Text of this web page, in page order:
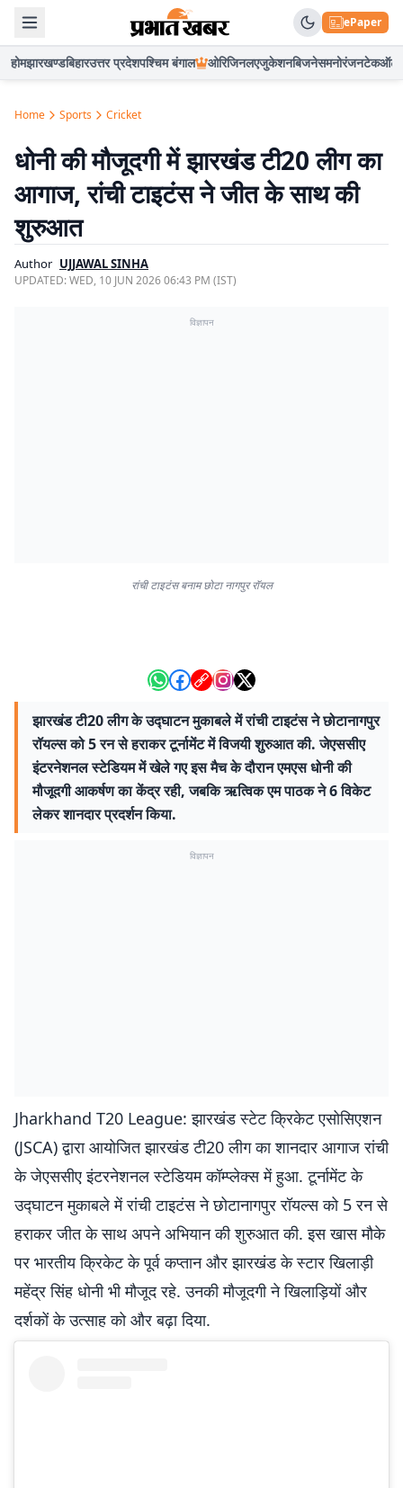
ePaper
होमझारखण्डबिहारउत्तर प्रदेशपश्चिम बंगाल ओरिजिनलएजुकेशनबिजनेसमनोरंजनटेकऑटो
Home Sports Cricket
धोनी की मौजूदगी में झारखंड टी20 लीग का
आगाज, रांची टाइटंस ने जीत के साथ की
शुरुआत
Author UJJAWAL SINHA
UPDATED:WED, 10 JUN 2026 06:43 PM (IST)
विज्ञापन
रांची टाइटंस बनाम छोटा नागपुर रॉयल
झारखंड टी20 लीग के उद्घाटन मुकाबले में रांची टाइटंस ने छोटानागपुर
रॉयल्स को 5 रन से हराकर टूर्नामेंट में विजयी शुरुआत की. जेएससीए
इंटरनेशनल स्टेडियम में खेले गए इस मैच के दौरान एमएस धोनी की
मौजूदगी आकर्षण का केंद्र रही, जबकि ऋत्विक एम पाठक ने 6 विकेट
लेकर शानदार प्रदर्शन किया.
विज्ञापन
Jharkhand T20 League: झारखंड स्टेट क्रिकेट एसोसिएशन
(JSCA) द्वारा आयोजित झारखंड टी20 लीग का शानदार आगाज रांची
के जेएससीए इंटरनेशनल स्टेडियम कॉम्प्लेक्स में हुआ. टूर्नामेंट के
उद्घाटन मुकाबले में रांची टाइटंस ने छोटानागपुर रॉयल्स को 5 रन से
हराकर जीत के साथ अपने अभियान की शुरुआत की. इस खास मौके
पर भारतीय क्रिकेट के पूर्व कप्तान और झारखंड के स्टार खिलाड़ी
महेंद्र सिंह धोनी भी मौजूद रहे. उनकी मौजूदगी ने खिलाड़ियों और
दर्शकों के उत्साह को और बढ़ा दिया.